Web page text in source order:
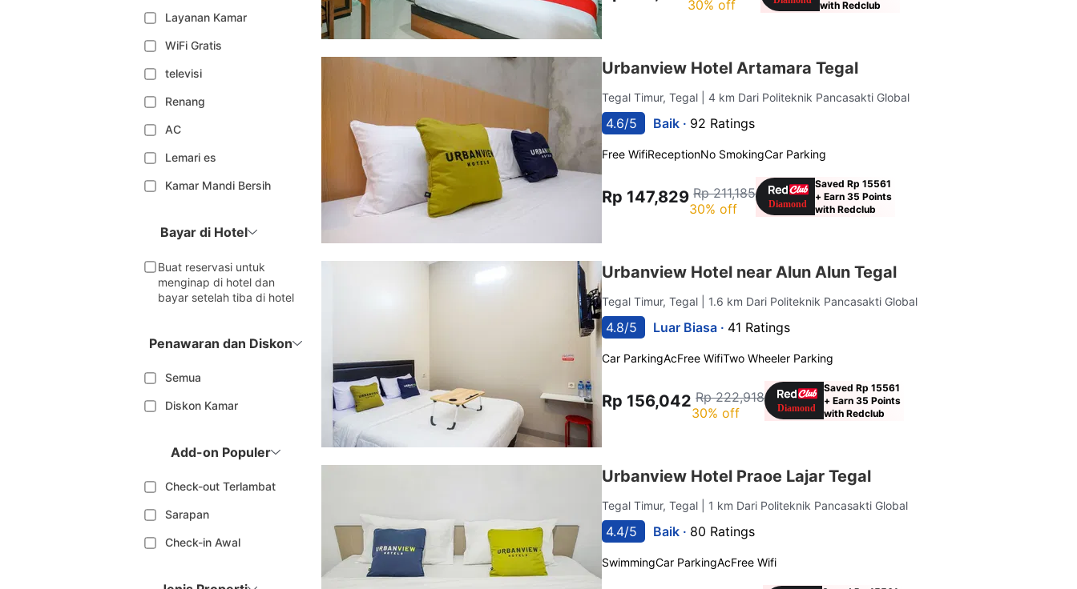
Layanan Kamar
WiFi Gratis
televisi
Renang
AC
Lemari es
Kamar Mandi Bersih
Bayar di Hotel
Buat reservasi untuk
menginap di hotel dan
bayar setelah tiba di hotel
Penawaran dan Diskon
Semua
Diskon Kamar
Add-on Populer
Check-out Terlambat
Sarapan
Check-in Awal
30% off
with Redclub
Urbanview Hotel Artamara Tegal
Tegal Timur, Tegal | 4 km Dari Politeknik Pancasakti Global
4.6/5 Baik · 92 Ratings
Free WifiReceptionNo SmokingCar Parking
Rp 147,829 Rp 211,185
30% off
Saved Rp 15561
+ Earn 35 Points
with Redclub
Urbanview Hotel near Alun Alun Tegal
Tegal Timur, Tegal | 1.6 km Dari Politeknik Pancasakti Global
4.8/5 Luar Biasa · 41 Ratings
Car ParkingAcFree WifiTwo Wheeler Parking
Rp 156,042 Rp 222,918
30% off
Saved Rp 15561
+ Earn 35 Points
with Redclub
Urbanview Hotel Praoe Lajar Tegal
Tegal Timur, Tegal | 1 km Dari Politeknik Pancasakti Global
4.4/5 Baik · 80 Ratings
SwimmingCar ParkingAcFree Wifi